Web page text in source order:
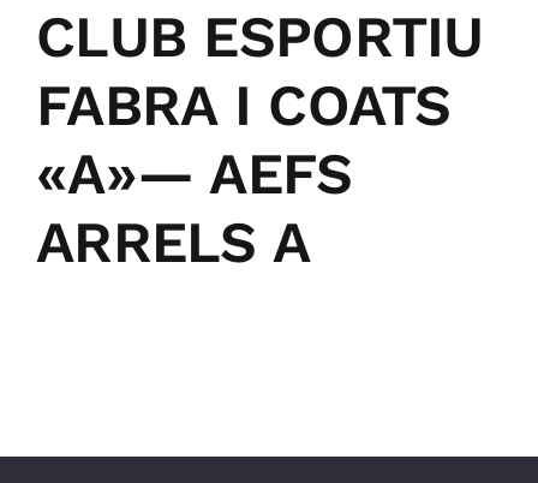
CLUB ESPORTIU
FABRA I COATS
«A»— AEFS
ARRELS A